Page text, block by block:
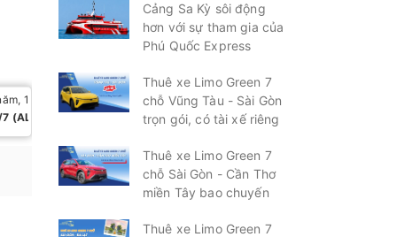
13/08
(AL)
Thứ sáu, 14/08
7/7 (AL)
Thứ bảy, 15/08
9/7 (AL)
Cảng Sa Kỳ sôi động
hơn với sự tham gia của
Phú Quốc Express
Thuê xe Limo Green 7
chỗ Vũng Tàu - Sài Gòn
trọn gói, có tài xế riêng
Thuê xe Limo Green 7
chỗ Sài Gòn - Cần Thơ
miền Tây bao chuyến
Thuê xe Limo Green 7